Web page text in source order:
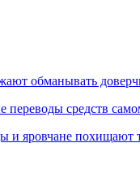
обманывать
переводы средств
и яровчане похищают